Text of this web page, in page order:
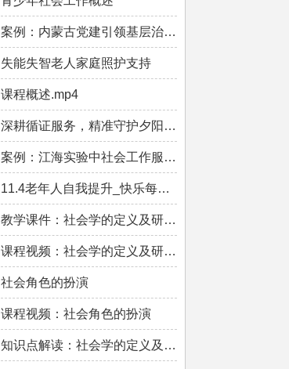
案例：内蒙古党建引领基层治理的创新实践.mp4
失能失智老人家庭照护支持
课程概述.mp4
深耕循证服务，精准守护夕阳.mp4
案例：江海实验中社会工作服务新就业群体的探索.mp4
11.4老年人自我提升_快乐每一天.mp4
教学课件：社会学的定义及研究对象
课程视频：社会学的定义及研究对象
社会角色的扮演
课程视频：社会角色的扮演
知识点解读：社会学的定义及研究对象